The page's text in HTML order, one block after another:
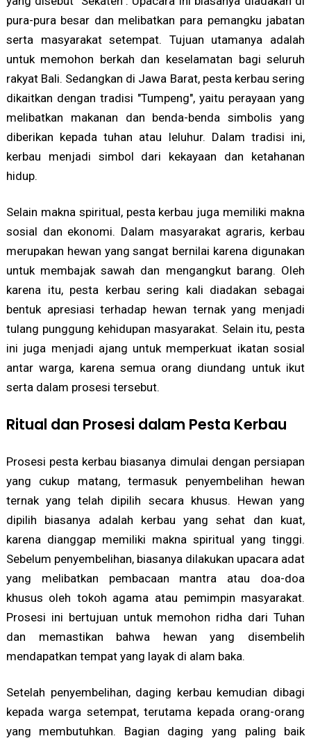
pura-pura besar dan melibatkan para pemangku jabatan
serta masyarakat setempat. Tujuan utamanya adalah
untuk memohon berkah dan keselamatan bagi seluruh
rakyat Bali. Sedangkan di Jawa Barat, pesta kerbau sering
dikaitkan dengan tradisi "Tumpeng", yaitu perayaan yang
melibatkan makanan dan benda-benda simbolis yang
diberikan kepada tuhan atau leluhur. Dalam tradisi ini,
kerbau menjadi simbol dari kekayaan dan ketahanan
hidup.
Selain makna spiritual, pesta kerbau juga memiliki makna
sosial dan ekonomi. Dalam masyarakat agraris, kerbau
merupakan hewan yang sangat bernilai karena digunakan
untuk membajak sawah dan mengangkut barang. Oleh
karena itu, pesta kerbau sering kali diadakan sebagai
bentuk apresiasi terhadap hewan ternak yang menjadi
tulang punggung kehidupan masyarakat. Selain itu, pesta
ini juga menjadi ajang untuk memperkuat ikatan sosial
antar warga, karena semua orang diundang untuk ikut
serta dalam prosesi tersebut.
Ritual dan Prosesi dalam Pesta Kerbau
Prosesi pesta kerbau biasanya dimulai dengan persiapan
yang cukup matang, termasuk penyembelihan hewan
ternak yang telah dipilih secara khusus. Hewan yang
dipilih biasanya adalah kerbau yang sehat dan kuat,
karena dianggap memiliki makna spiritual yang tinggi.
Sebelum penyembelihan, biasanya dilakukan upacara adat
yang melibatkan pembacaan mantra atau doa-doa
khusus oleh tokoh agama atau pemimpin masyarakat.
Prosesi ini bertujuan untuk memohon ridha dari Tuhan
dan memastikan bahwa hewan yang disembelih
mendapatkan tempat yang layak di alam baka.
Setelah penyembelihan, daging kerbau kemudian dibagi
kepada warga setempat, terutama kepada orang-orang
yang membutuhkan. Bagian daging yang paling baik